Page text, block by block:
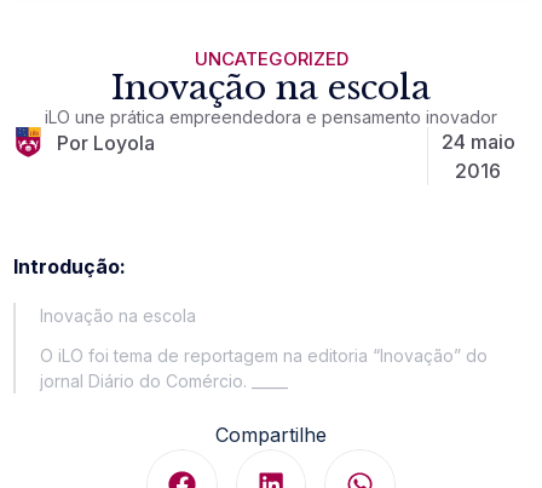
UNCATEGORIZED
Inovação na escola
iLO une prática empreendedora e pensamento inovador
Por Loyola
24 maio
2016
Introdução:
Inovação na escola
O iLO foi tema de reportagem na editoria “Inovação” do
jornal Diário do Comércio. _____
Compartilhe